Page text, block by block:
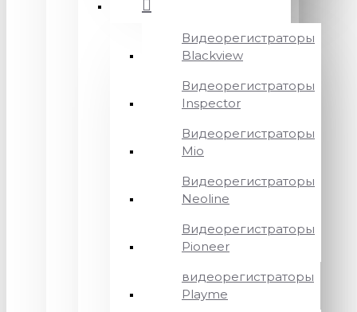
Видеорегистраторы
Blackview
Видеорегистраторы
Inspector
Видеорегистраторы
Mio
Видеорегистраторы
Neoline
Видеорегистраторы
Pioneer
видеорегистраторы
Playme